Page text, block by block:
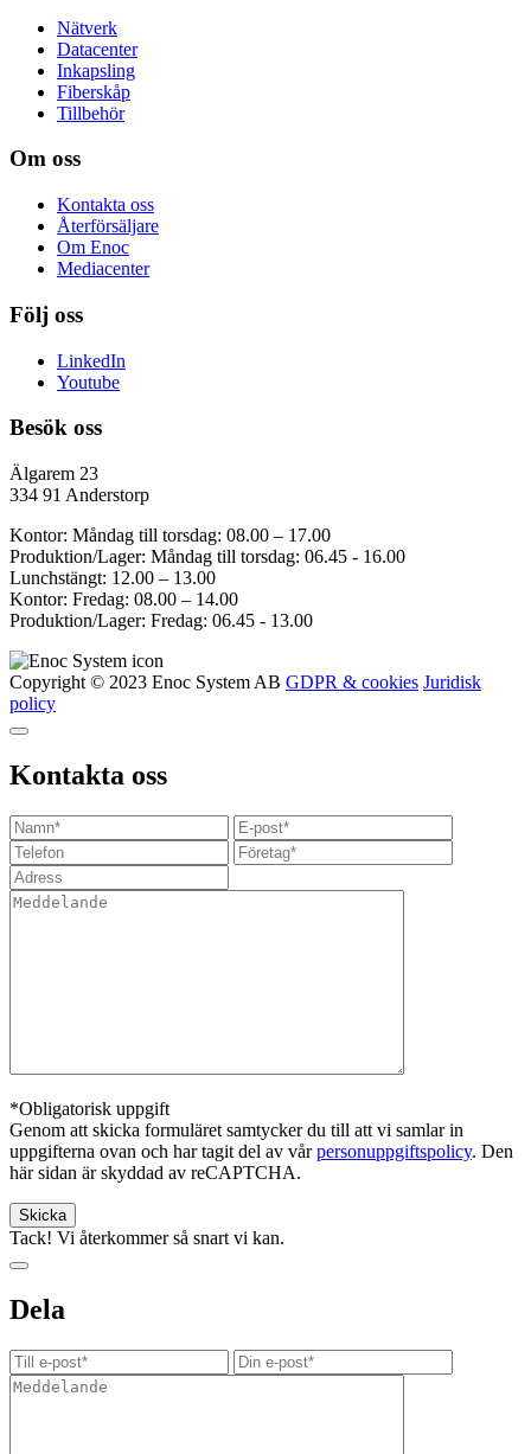
Nätverk
Datacenter
Inkapsling
Fiberskåp
Tillbehör
Om oss
Kontakta oss
Återförsäljare
Om Enoc
Mediacenter
Följ oss
LinkedIn
Youtube
Besök oss
Älgarem 23
334 91 Anderstorp
Kontor: Måndag till torsdag: 08.00 – 17.00
Produktion/Lager: Måndag till torsdag: 06.45 - 16.00
Lunchstängt: 12.00 – 13.00
Kontor: Fredag: 08.00 – 14.00
Produktion/Lager: Fredag: 06.45 - 13.00
Copyright © 2023 Enoc System AB GDPR & cookies Juridisk
policy
Kontakta oss
*Obligatorisk uppgift
Genom att skicka formuläret samtycker du till att vi samlar in
uppgifterna ovan och har tagit del av vårpersonuppgiftspolicy. Den
här sidan är skyddad av reCAPTCHA.
Tack! Vi återkommer så snart vi kan.
Dela